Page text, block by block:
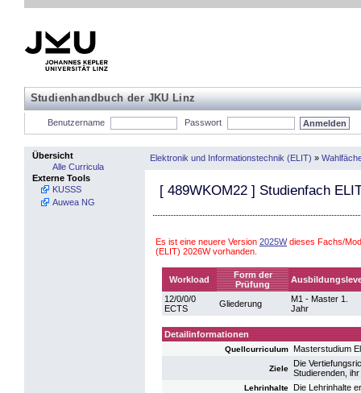
Studienhandbuch der JKU Linz
Benutzername Passwort
Übersicht
Alle Curricula
Externe Tools
KUSSS
Auwea NG
Elektronik und Informationstechnik (ELIT) »
[ 489WKOM22 ] Studienfach
Es ist eine neuere Version 2025Wdieses Fachs/
(ELIT) 2026W vorhanden.
Workload
Form der
Prüfung
12/0/0/0
ECTS
Gliederung
M1 - Master 1.
Jahr
Detailinformationen
Quellcurriculum Masterstudium
Ziele
Die
Studierenden,
Lehrinhalte Die Lehrinhalte